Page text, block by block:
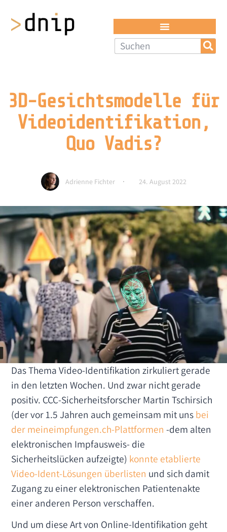
3D-Gesichtsmodelle für
Videoidentifikation,
Quo Vadis?
Adrienne Fichter 24. August 2022
Das Thema Video-Identifikation zirkuliert gerade
in den letzten Wochen. Und zwar nicht gerade
positiv. CCC-Sicherheitsforscher Martin Tschirsich
(der vor 1.5 Jahren auch gemeinsam mit unsbei
der meineimpfungen.ch-Plattformen -dem alten
elektronischen Impfausweis- die
Sicherheitslücken aufzeigte) konnte etablierte
Video-Ident-Lösungen überlisten und sich damit
Zugang zu einer elektronischen Patientenakte
einer anderen Person verschaffen.
Und um diese Art von Online-Identifikation geht